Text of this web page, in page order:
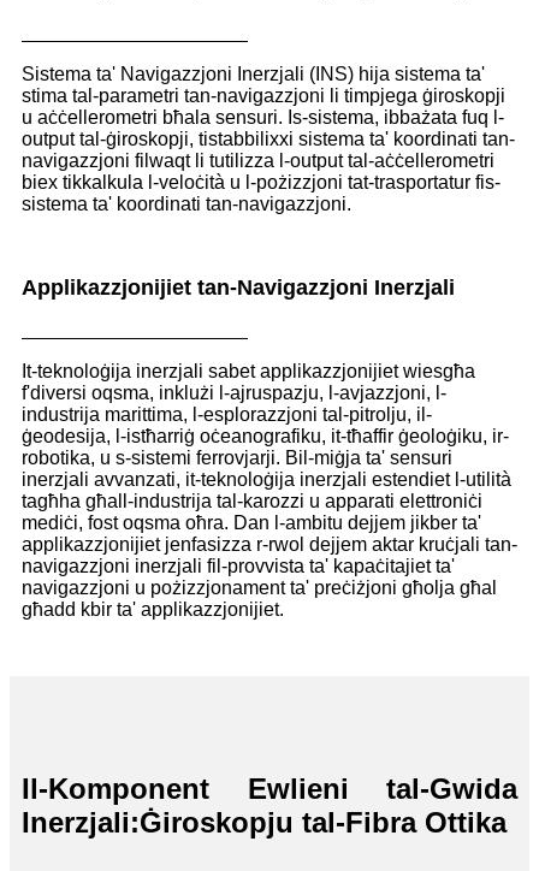
Sistema ta' Navigazzjoni Inerzjali (INS) hija sistema ta'
stima tal-parametri tan-navigazzjoni li timpjega ġiroskopji
u aċċellerometri bħala sensuri. Is-sistema, ibbażata fuq l-
output tal-ġiroskopji, tistabbilixxi sistema ta' koordinati tan-
navigazzjoni filwaqt li tutilizza l-output tal-aċċellerometri
biex tikkalkula l-veloċità u l-pożizzjoni tat-trasportatur fis-
sistema ta' koordinati tan-navigazzjoni.
Applikazzjonijiet tan-Navigazzjoni Inerzjali
It-teknoloġija inerzjali sabet applikazzjonijiet wiesgħa
f'diversi oqsma, inklużi l-ajruspazju, l-avjazzjoni, l-
industrija marittima, l-esplorazzjoni tal-pitrolju, il-
ġeodesija, l-istħarriġ oċeanografiku, it-tħaffir ġeoloġiku, ir-
robotika, u s-sistemi ferrovjarji. Bil-miġja ta' sensuri
inerzjali avvanzati, it-teknoloġija inerzjali estendiet l-utilità
tagħha għall-industrija tal-karozzi u apparati elettroniċi
mediċi, fost oqsma oħra. Dan l-ambitu dejjem jikber ta'
applikazzjonijiet jenfasizza r-rwol dejjem aktar kruċjali tan-
navigazzjoni inerzjali fil-provvista ta' kapaċitajiet ta'
navigazzjoni u pożizzjonament ta' preċiżjoni għolja għal
għadd kbir ta' applikazzjonijiet.
Il-Komponent Ewlieni tal-Gwida
Inerzjali:Ġiroskopju tal-Fibra Ottika